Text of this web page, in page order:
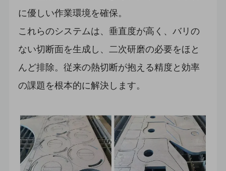
に優しい作業環境を確保。
これらのシステムは、垂直度が高く、バリの
ない切断面を生成し、二次研磨の必要をほと
んど排除。従来の熱切断が抱える精度と効率
の課題を根本的に解決します。